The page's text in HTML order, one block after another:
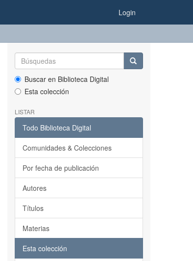
Login
Buscar en Biblioteca Digital
Esta colección
LISTAR
Todo Biblioteca Digital
Comunidades & Colecciones
Por fecha de publicación
Autores
Títulos
Materias
Esta colección